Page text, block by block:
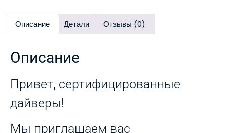
Описание Детали Отзывы (0)
Описание
Привет, сертифицированные
дайверы!
Мы приглашаем вас